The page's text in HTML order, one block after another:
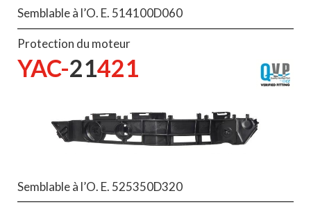
Semblable à l’O. E. 514100D060
Protection du moteur
YAC-21421
Semblable à l’O. E. 525350D320